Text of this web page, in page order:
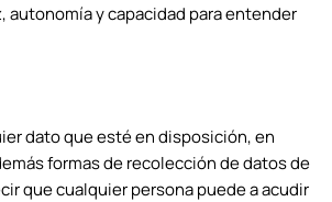
autonomía y capacidad para entender
dato que esté en disposición, en
formas de recolección de datos de
que cualquier persona puede a acudir